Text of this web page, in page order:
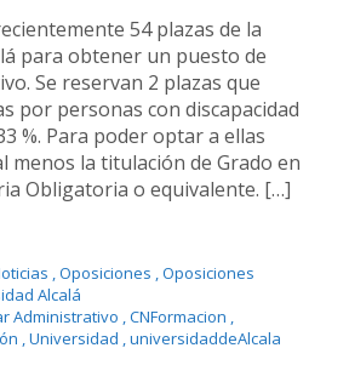
54 plazas de la
para obtener un puesto de
Se reservan 2 plazas que
por personas con discapacidad
%. Para poder optar a ellas
menos la titulación de Grado en
Obligatoria o equivalente. […]
,Oposiciones ,Oposiciones
Alcalá
Administrativo ,CNFormacion ,
,Universidad ,universidaddeAlcala